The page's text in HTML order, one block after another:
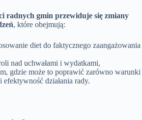
radnych gmin przewiduje się zmiany
, które obejmują:
diet do faktycznego zaangażowania
nad uchwałami i wydatkami,
gdzie może to poprawić zarówno warunki
działania rady.